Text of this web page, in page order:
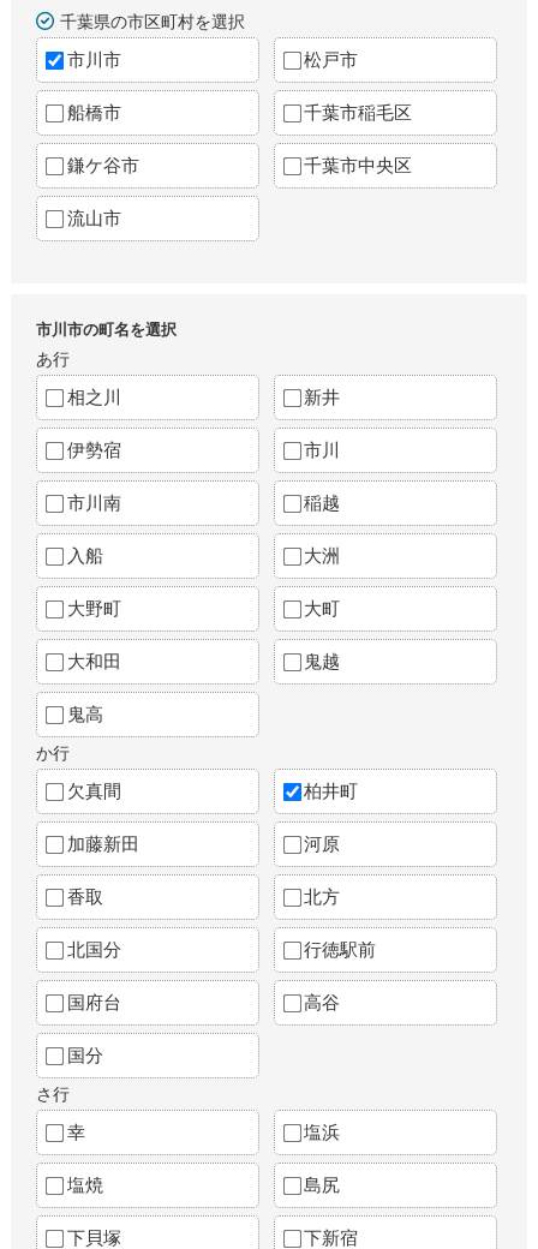
千葉県の市区町村を選択
市川市 松戸市
船橋市 千葉市稲毛区
鎌ケ谷市 千葉市中央区
流山市
市川市の町名を選択
あ行
相之川 新井
伊勢宿 市川
市川南 稲越
入船 大洲
大野町 大町
大和田 鬼越
鬼高
か行
欠真間 柏井町
加藤新田 河原
香取 北方
北国分 行徳駅前
国府台 高谷
国分
さ行
幸 塩浜
塩焼 島尻
下貝塚 下新宿